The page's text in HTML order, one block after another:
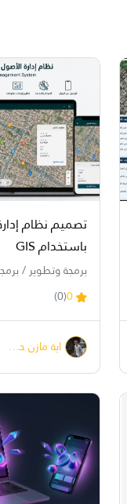
تصميم نظام
باستخدام GIS
برمجة وتطوير /
0
(0)
اية مازن حسونة